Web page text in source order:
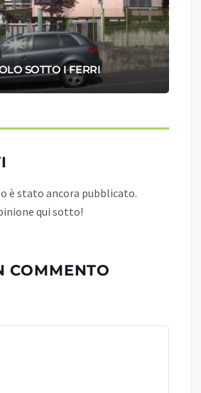
SOTTO I FERRI
è stato ancora pubblicato.
qui sotto!
COMMENTO